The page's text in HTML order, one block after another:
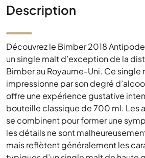
Description
Découvrez le Bimber 2018
un single malt d’exception de la
Bimber au Royaume-Uni. Ce
impressionne par son degré
offre une expérience gustative
bouteille classique de 700 ml. Les
se combinent pour former une
les détails ne sont
mais reflètent généralement les